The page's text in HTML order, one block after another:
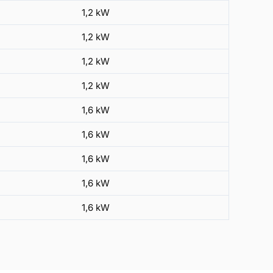
1,2 kW
1,2 kW
1,2 kW
1,2 kW
1,6 kW
1,6 kW
1,6 kW
1,6 kW
1,6 kW